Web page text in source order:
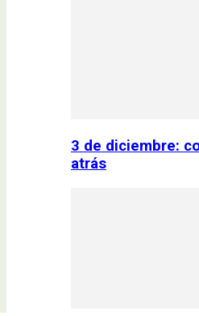
3 de diciembre:
atrás